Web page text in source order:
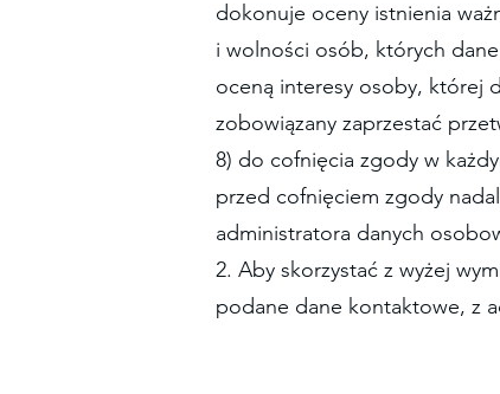
dokonuje oceny istnienia
i wolności osób, których
oceną interesy osoby, której
zobowiązany zaprzestać
8) do cofnięcia zgody w
przed cofnięciem zgody
administratora danych
2. Aby skorzystać z wyżej
podane dane kontaktowe, z